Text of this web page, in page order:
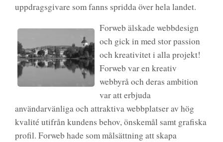
uppdragsgivare som fanns spridda över hela landet.
Forweb älskade webbdesign
och gick in med stor passion
och kreativitet i alla projekt!
Forweb var en kreativ
webbyrå och deras ambition
var att erbjuda
användarvänliga och attraktiva webbplatser av hög
kvalité utifrån kundens behov, önskemål samt grafiska
profil. Forweb hade som målsättning att skapa